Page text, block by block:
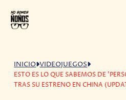
INICIO VIDEOJUEGOS
ESTO ES LO QUE SABEMOS DE
TRAS SU ESTRENO EN CHINA